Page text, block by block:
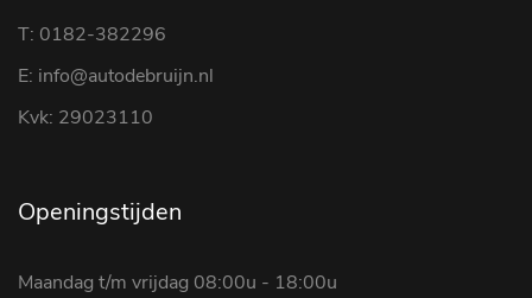
T: 0182-382296
E: info@autodebruijn.nl
Kvk: 29023110
Openingstijden
Maandag t/m vrijdag 08:00u - 18:00u